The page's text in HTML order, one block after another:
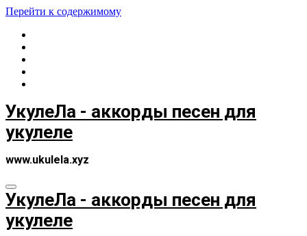
Перейти к содержимому
УкулеЛа - аккорды песен для
укулеле
www.ukulela.xyz
УкулеЛа - аккорды песен для
укулеле